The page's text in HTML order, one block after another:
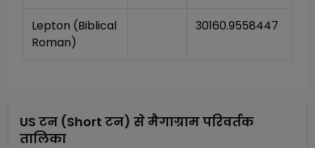
Lepton (Biblical
Roman)
30160.9558447
US टन (Short टन) सेमैगाग्रामपरिवर्तक
तालिका